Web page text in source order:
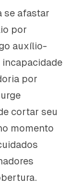
se afastar
por
auxílio-
por
cortar seu
momento